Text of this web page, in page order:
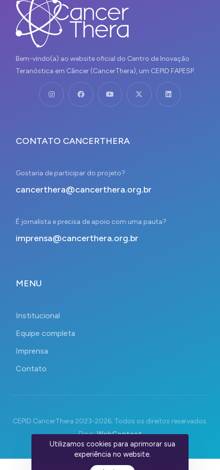
Bem-vindo(a) ao website oficial do Centro de Inovação
Teranóstica em Câncer (CancerThera), um CEPID FAPESP.
CONTATO CANCERTHERA
Gostaria de participar do projeto?
cancerthera@cancerthera.org.br
É jornalista e precisa de apoio com uma pauta?
imprensa@cancerthera.org.br
MENU
Institucional
Equipe completa
Imprensa
Contato
CEPID CancerThera 2023-2026. Todos os direitos reservados.
Devs:WebContent
Utilizamos cookies para aprimorar sua
experiência no website.